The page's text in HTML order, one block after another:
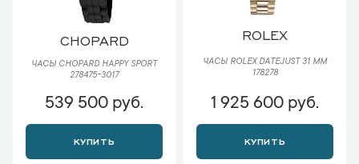
CHOPARD
ЧАСЫ CHOPARD HAPPY SPORT
278475-3017
539 500 руб.
КУПИТЬ
ROLEX
ЧАСЫ ROLEX DATEJUST 31 ММ
178278
1 925 600 руб.
КУПИТЬ